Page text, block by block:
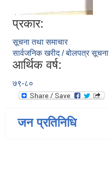
प्रकार:
सूचना तथा समाचार
सार्वजनिक खरीद / बोलपत्र सूचना
आर्थिक वर्ष:
७९-८०
जन प्रतिनिधि